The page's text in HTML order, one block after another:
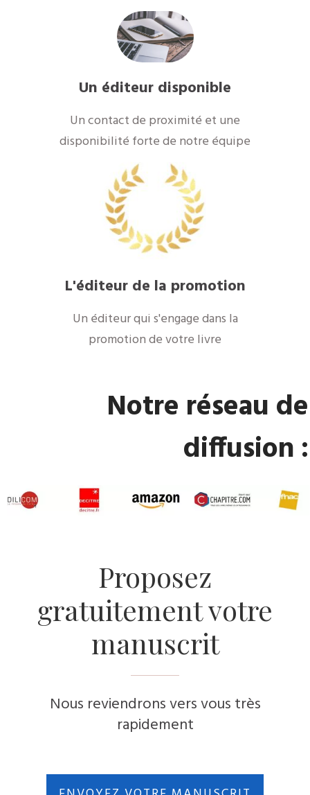
Un éditeur disponible
Un contact de proximité et une
disponibilité forte de notre équipe
L'éditeur de la promotion
Un éditeur qui s'engage dans la
promotion de votre livre
Notre réseau de
diffusion :
Proposez
gratuitement votre
manuscrit
Nous reviendrons vers vous très
rapidement